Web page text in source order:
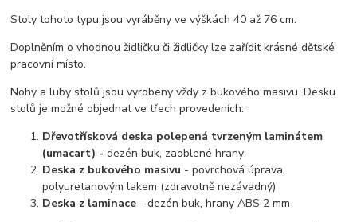
Stoly tohoto typu jsou vyráběny ve výškách 40 až 76 cm.
Doplněním o vhodnou židličku či židličky lze zařídit krásné dětské
pracovní místo.
Nohy a luby stolů jsou vyrobeny vždy z bukového masivu. Desku
stolů je možné objednat ve třech provedeních:
Dřevotřísková deska polepená tvrzeným laminátem
(umacart) -dezén buk, zaoblené hrany
Deska z bukového masivu - povrchová úprava
polyuretanovým lakem (zdravotně nezávadný)
Deska z laminace - dezén buk, hrany ABS 2 mm